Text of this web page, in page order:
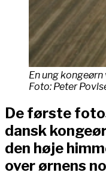
En ung
Foto: Peter
De første
dansk
den høje
over ørnens